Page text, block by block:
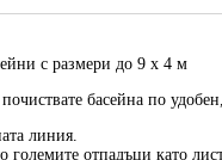
с размери до 9 х 4 м
басейна по
линия.
отпадъци като